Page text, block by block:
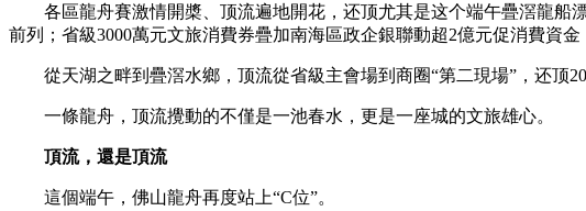
各區龍舟賽激情開槳、顶流遍地開花，还顶尤其是这个端午疊滘龍船
前列；省級3000萬元文旅消費券疊加南海區政企銀聯動超2億元促消費資
從天湖之畔到疊滘水鄉，顶流從省級主會場到商圈“第二現場”，还顶
一條龍舟，顶流攪動的不僅是一池春水，更是一座城的文旅雄心。
頂流，還是頂流
這個端午，佛山龍舟再度站上“C位”。